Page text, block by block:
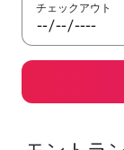
チェックアウト